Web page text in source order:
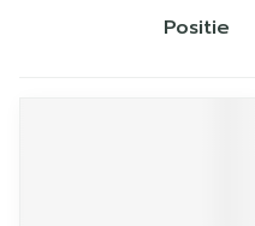
Sorteer op: